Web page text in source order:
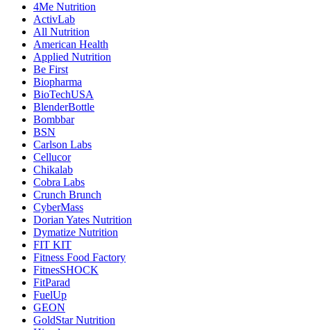
4Me Nutrition
ActivLab
All Nutrition
American Health
Applied Nutrition
Be First
Biopharma
BioTechUSA
BlenderBottle
Bombbar
BSN
Carlson Labs
Cellucor
Chikalab
Cobra Labs
Crunch Brunch
CyberMass
Dorian Yates Nutrition
Dymatize Nutrition
FIT KIT
Fitness Food Factory
FitnesSHOCK
FitParad
FuelUp
GEON
GoldStar Nutrition